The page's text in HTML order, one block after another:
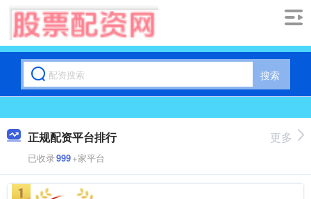
搜索
正规配资平台排行
已收录999+家平台
更多